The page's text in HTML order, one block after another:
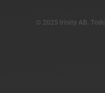
© 2025 Irisity AB.